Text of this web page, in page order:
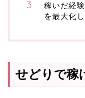
稼いだ経
を最大化
せどりで稼